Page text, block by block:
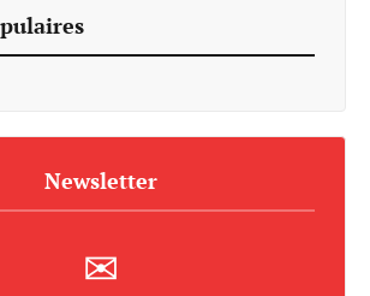
Newsletter
✉